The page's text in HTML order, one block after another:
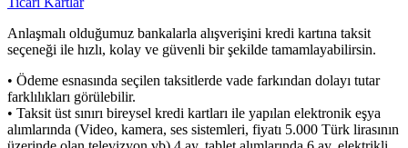
Anlaşmalı olduğumuz bankalarla alışverişini kredi kartına taksit
seçeneği ile hızlı, kolay ve güvenli bir şekilde tamamlayabilirsin.
• Ödeme esnasında seçilen taksitlerde vade farkından dolayı tutar
farklılıkları görülebilir.
• Taksit üst sınırı bireysel kredi kartları ile yapılan elektronik eşya
alımlarında (Video, kamera, ses sistemleri, fiyatı 5.000 Türk lirasının